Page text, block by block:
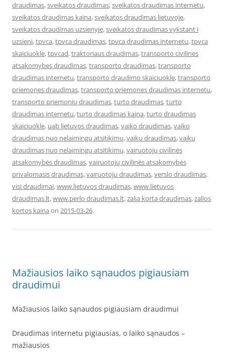
draudimas,sveikatos draudimas,sveikatos draudimas internetu,
sveikatos draudimas kaina,sveikatos draudimas lietuvoje,
sveikatos draudimas uzsienyje,sveikatos draudimas vykstant i
uzsieni,tpvca,tpvca draudimas,tpvca draudimas internetu,tpvca
skaiciuokle,tpvcad,traktoriaus draudimas,transporto civilines
atsakomybes draudimas,transporto draudimas,transporto
draudimas internetu,transporto draudimo skaiciuokle,transporto
priemones draudimas,transporto priemones draudimas internetu,
transporto priemonių draudimas,turto draudimas,turto
draudimas internetu,turto draudimas kaina,turto draudimas
skaiciuokle, uab lietuvos draudimas,vaiko draudimas,vaiko
draudimas nuo nelaimingų atsitikimų,vaiku draudimas,vaikų
draudimas nuo nelaimingų atsitikimų,vairuotojų civilinės
atsakomybės draudimas,vairuotojų civilinės atsakomybės
privalomasis draudimas,vairuotoju draudimas,verslo draudimas,
visi draudimai,www.lietuvos draudimas,www.lietuvos
draudimas.lt,www.perlo draudimas.lt,zalia korta draudimas,zalios
kortos kaina on 2015-03-26.
Mažiausios laiko sąnaudos pigiausiam
draudimui
Mažiausios laiko sąnaudos pigiausiam draudimui
Draudimas internetu pigiausias, o laiko sąnaudos –
mažiausios